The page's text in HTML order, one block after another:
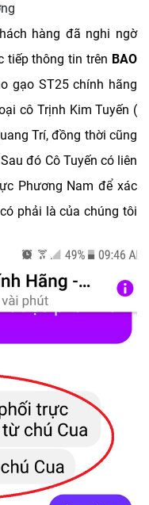
hàng đã nghi ngờ
tiếp thông tin trên BAO
gạo ST25 chính hãng
cô Trịnh Kim Tuyến (
Trí, đồng thời cũng
đó Cô Tuyến có liên
Phương Nam để xác
phải là của chúng tôi